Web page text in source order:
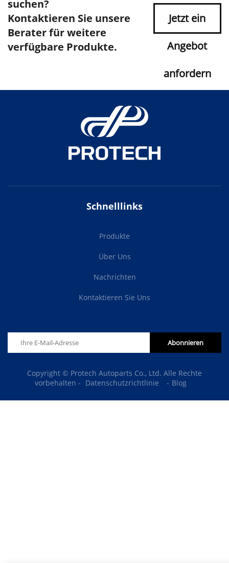
suchen?
Kontaktieren Sie unsere
Berater für weitere
verfügbare Produkte.
Jetzt ein
Angebot
anfordern
Schnelllinks
Produkte
Über Uns
Nachrichten
Kontaktieren Sie Uns
Abonnieren
Copyright © Protech Autoparts Co., Ltd. Alle Rechte
vorbehalten - Datenschutzrichtlinie - Blog